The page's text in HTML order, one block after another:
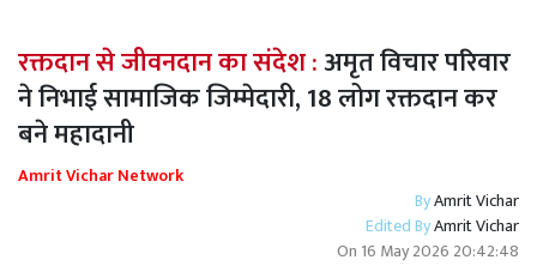
रक्तदान से जीवनदान का संदेश :अमृत विचार परिवार
ने निभाई सामाजिक जिम्मेदारी, 18 लोग रक्तदान कर
बने महादानी
Amrit Vichar Network
ByAmrit Vichar
Edited ByAmrit Vichar
On 16 May 2026 20:42:48